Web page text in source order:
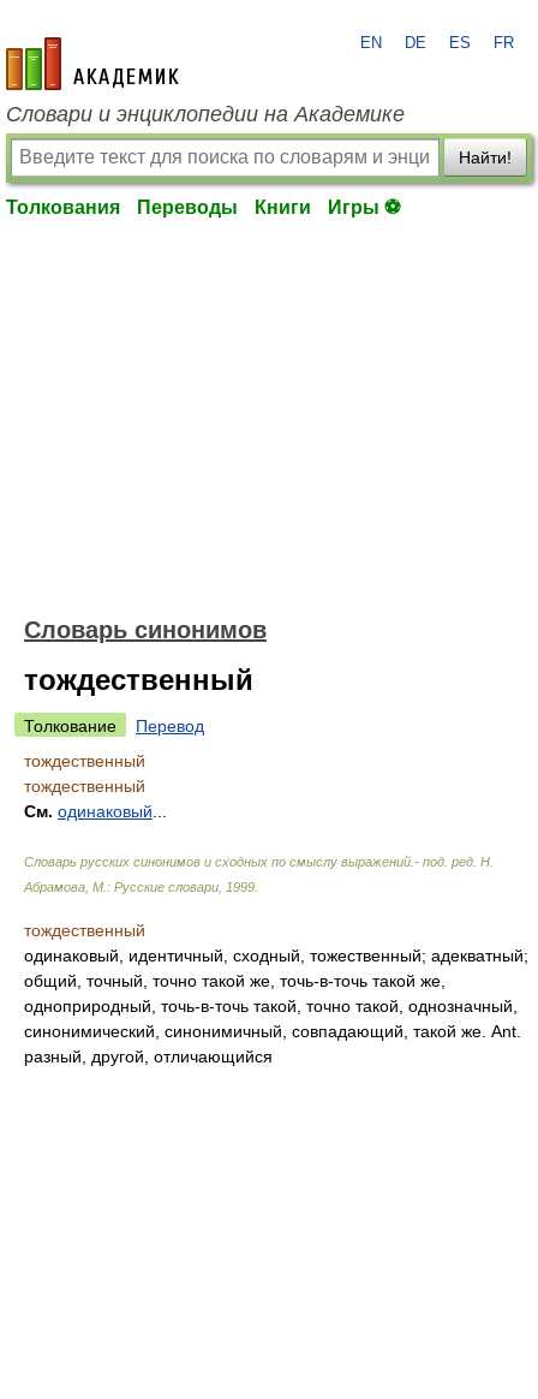
academic.ru
EN DE ES FR
Словари и энциклопедии на Академике
Найти!
Толкования Переводы Книги Игры ⚽
Словарь синонимов
тождественный
Толкование
Перевод
тождественный
тождественный
См. одинаковый
Словарь русских синонимов и сходных по смыслу выражений.- под. ред. Н.
Абрамова, М.: Русские словари 1999
тождественный
одинаковый, идентичный, сходный, тожественный; адекватный;
общий, точный, точно такой же, точь-в-точь такой же,
одноприродный, точь-в-точь такой, точно такой, однозначный,
синонимический, синонимичный, совпадающий, такой же. Ant.
разный, другой, отличающийся